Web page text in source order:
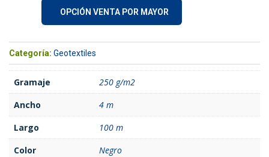
OPCIÓN VENTA POR MAYOR
Categoría: Geotextiles
Gramaje
250 g/m2
Ancho
4 m
Largo
100 m
Color
Negro